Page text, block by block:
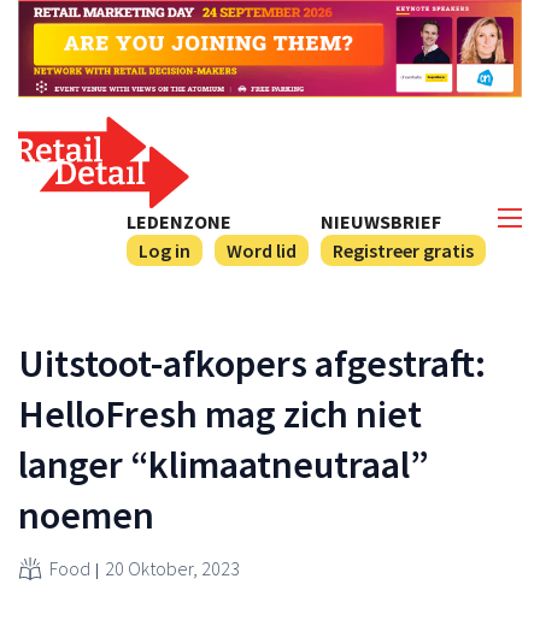
NIEUWSBRIEF
Registreer gratis
LEDENZONE
Log in
Word lid
Uitstoot-afkopers afgestraft:
HelloFresh mag zich niet
langer “klimaatneutraal”
noemen
Food 20 Oktober, 2023